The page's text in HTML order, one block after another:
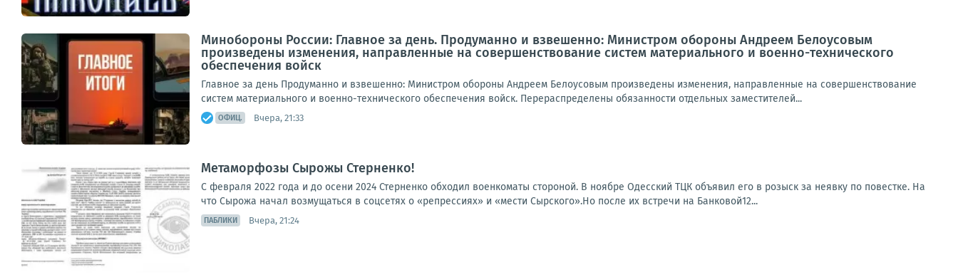
Минобороны России: Главное за день. Продуманно и взвешенно: Министром обороны Андреем Белоусовым
произведены изменения, направленные на совершенствование систем материального и военно-технического
обеспечения войск
Главное за день Продуманно и взвешенно: Министром обороны Андреем Белоусовым произведены изменения, направленные на совершенствование
систем материального и военно-технического обеспечения войск. Перераспределены обязанности отдельных заместителей...
ОФИЦ. Вчера, 21:33
Метаморфозы Сырожы Стерненко!
С февраля 2022 года и до осени 2024 Стерненко обходил военкоматы стороной. В ноябре Одесский ТЦК объявил его в розыск за неявку по повестке. На
что Сырожа начал возмущаться в соцсетях о «репрессиях» и «мести Сырского».Но после их встречи на Банковой12...
ПАБЛИКИ Вчера, 21:24